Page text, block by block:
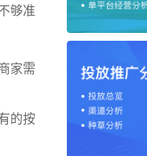
够准
家需
的按